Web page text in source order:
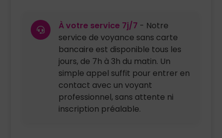
À votre service 7j/7 - Notre
service de voyance sans carte
bancaire est disponible tous les
jours, de 7h à 3h du matin. Un
simple appel suffit pour entrer en
contact avec un voyant
professionnel, sans attente ni
inscription préalable.